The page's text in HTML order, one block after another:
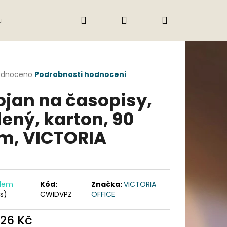
Obchodní podmínky
Přihlášení
Podrobnosti hodnocení
na časopisy,
karton, 90
VICTORIA
Kód:
CWIDVPZ
Značka:VICTORIA
OFFICE
Kč